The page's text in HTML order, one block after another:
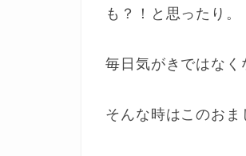
も？！と思ったり。
毎日気がきではなく
そんな時はこのおま